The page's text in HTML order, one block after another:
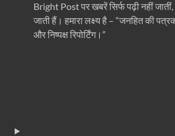
Bright Post पर खबरें सिर्फ पढ़ी नहीं
जाती हैं। हमारा लक्ष्य है – “जनहित की
और निष्पक्ष रिपोर्टिंग।”